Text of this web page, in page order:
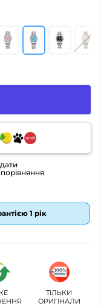
1 рік
ТІЛЬКИ
ОРИГІНАЛИ